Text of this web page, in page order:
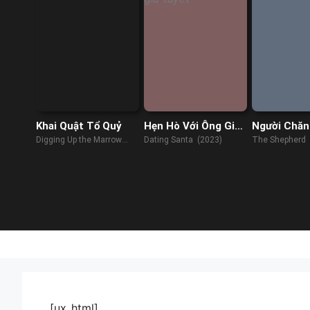
Khai Quật Tổ Quỷ
Digging Up the Marrow
Hẹn Hò Với Ông Già
Tuyết
Dating Santa (2023)
Người
The Shepherd